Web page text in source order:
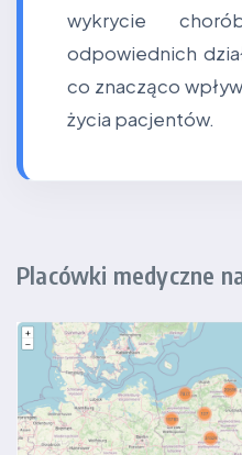
wykrycie
odpowiednich
co znacząco
życia pacjentów.
Placówki medyczne